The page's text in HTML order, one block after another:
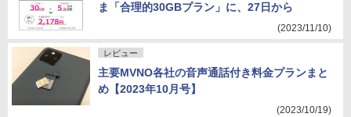
ま「合理的30GBプラン」に、27日から
(2023/11/10)
レビュー
主要MVNO各社の音声通話付き料金プランまと
め【2023年10月号】
(2023/10/19)